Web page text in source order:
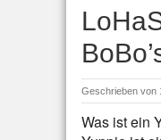
Geschrieben von
Was ist ein